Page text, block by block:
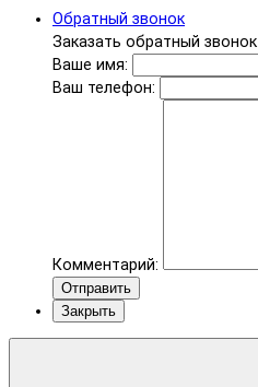
Обратный звонок
Заказать обратный звонок
Ваше имя:
Ваш телефон:
Комментарий:
Отправить
Закрыть